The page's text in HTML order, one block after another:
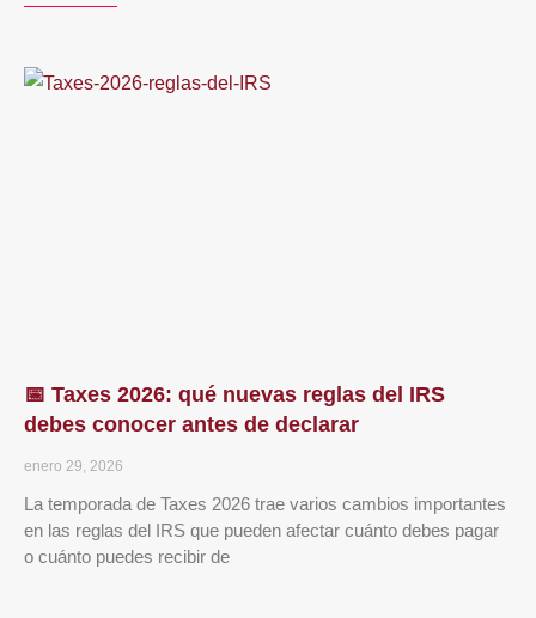
📅 Taxes 2026: qué nuevas reglas del IRS
debes conocer antes de declarar
enero 29, 2026
La temporada de Taxes 2026 trae varios cambios importantes
en las reglas del IRS que pueden afectar cuánto debes pagar
o cuánto puedes recibir de